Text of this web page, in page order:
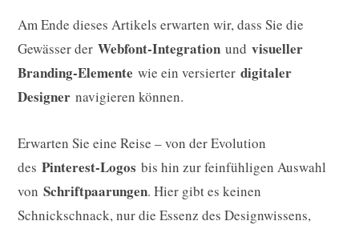
Am Ende dieses Artikels erwarten wir, dass Sie die
Gewässer der Webfont-Integration und visueller
Branding-Elemente wie ein versierter digitaler
Designer navigieren können.
Erwarten Sie eine Reise – von der Evolution
des Pinterest-Logos bis hin zur feinfühligen Auswahl
von Schriftpaarungen. Hier gibt es keinen
Schnickschnack, nur die Essenz des Designwissens,